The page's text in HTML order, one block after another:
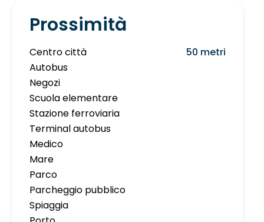
Prossimità
Centro città
50 metri
Autobus
Negozi
Scuola elementare
Stazione ferroviaria
Terminal autobus
Medico
Mare
Parco
Parcheggio pubblico
Spiaggia